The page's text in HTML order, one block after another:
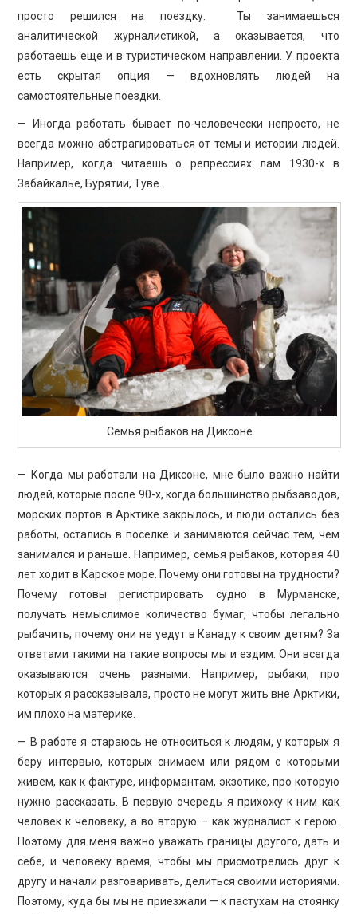
просто решился на поездку. Ты занимаешься
аналитической журналистикой, а оказывается, что
работаешь еще и в туристическом направлении. У проекта
есть скрытая опция — вдохновлять людей на
самостоятельные поездки.
— Иногда работать бывает по-человечески непросто, не
всегда можно абстрагироваться от темы и истории людей.
Например, когда читаешь о репрессиях лам 1930-х в
Забайкалье, Бурятии, Туве.
Семья рыбаков на Диксоне
— Когда мы работали на Диксоне, мне было важно найти
людей, которые после 90-х, когда большинство рыбзаводов,
морских портов в Арктике закрылось, и люди остались без
работы, остались в посёлке и занимаются сейчас тем, чем
занимался и раньше. Например, семья рыбаков, которая 40
лет ходит в Карское море. Почему они готовы на трудности?
Почему готовы регистрировать судно в Мурманске,
получать немыслимое количество бумаг, чтобы легально
рыбачить, почему они не уедут в Канаду к своим детям? За
ответами такими на такие вопросы мы и ездим. Они всегда
оказываются очень разными. Например, рыбаки, про
которых я рассказывала, просто не могут жить вне Арктики,
им плохо на материке.
— В работе я стараюсь не относиться к людям, у которых я
беру интервью, которых снимаем или рядом с которыми
живем, как к фактуре, информантам, экзотике, про которую
нужно рассказать. В первую очередь я прихожу к ним как
человек к человеку, а во вторую – как журналист к герою.
Поэтому для меня важно уважать границы другого, дать и
себе, и человеку время, чтобы мы присмотрелись друг к
другу и начали разговаривать, делиться своими историями.
Поэтому, куда бы мы не приезжали — к пастухам на стоянку